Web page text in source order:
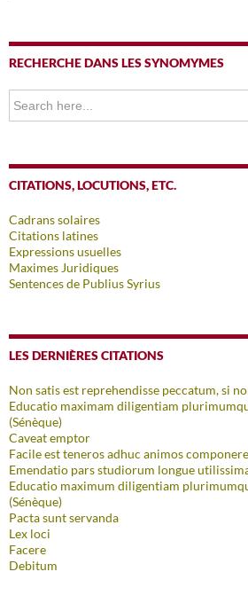
RECHERCHE DANS LES SYNOMYMES
Search
for:
CITATIONS, LOCUTIONS, ETC.
Cadrans solaires
Citations latines
Expressions usuelles
Maximes Juridiques
Sentences de Publius Syrius
LES DERNIÈRES CITATIONS
Non satis est reprehendisse peccatum, si
Educatio maximam diligentiam
(Sénèque)
Caveat emptor
Facile est teneros adhuc animos
Emendatio pars studiorum longue
Educatio maximum diligentiam
(Sénèque)
Pacta sunt servanda
Lex loci
Facere
Debitum